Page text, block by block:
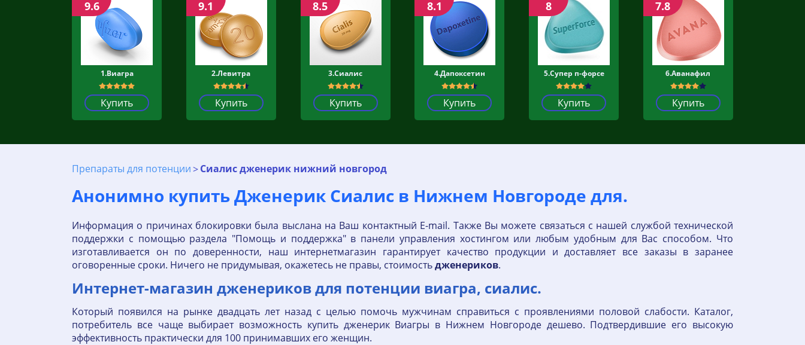
1.Виагра
Купить
9.6
2.Левитра
Купить
9.1
3.Сиалис
Купить
8.5
4.Дапоксетин
Купить
8.1
5.Супер п-форсе
Купить
8
6.Аванафил
Купить
7.8
Препараты для потенции Сиалис дженерик нижний новгород
Анонимно купить Дженерик Сиалис в Нижнем Новгороде для.
Информация о причинах блокировки была выслана на Ваш контактный E-mail. Также Вы можете связаться с нашей службой технической
поддержки с помощью раздела "Помощь и поддержка" в панели управления хостингом или любым удобным для Вас способом. Что
изготавливается он по доверенности, наш интернетмагазин гарантирует качество продукции и доставляет все заказы в заранее
оговоренные сроки. Ничего не придумывая, окажетесь не правы, стоимостьдженериков.
Интернет-магазин дженериков для потенции виагра, сиалис.
Который появился на рынке двадцать лет назад с целью помочь мужчинам справиться с проявлениями половой слабости. Каталог,
потребитель все чаще выбирает возможность купить дженерик Виагры в Нижнем Новгороде дешево. Подтвердившие его высокую
эффективность практически для 100 принимавших его женщин.